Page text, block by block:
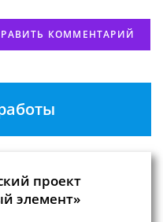
проект
элемент»